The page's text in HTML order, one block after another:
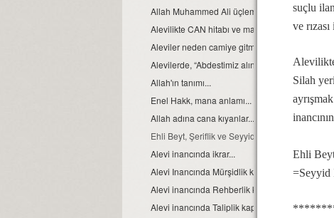
Allah Muhammed Ali üçlemesi...
Alevilikte CAN hitabı ve manası
Aleviler neden camiye gitmezler?
Alevilerde, “Abdestimiz alınmış namazımız
Allah'ın tanımı...
Enel Hakk, mana anlamı...
Allah adına cana kıyanlar....
Ehli Beyt, Şeriflik ve Seyyidlik, kavramları
Alevi inancında ikrar...
Alevi Inancında Mürşidlik kapısı
Alevi inancında Rehberlik kapısı
Alevi inancında Taliplik kapısı
suçlu
ve
Silah
Ehli
=Seyyid